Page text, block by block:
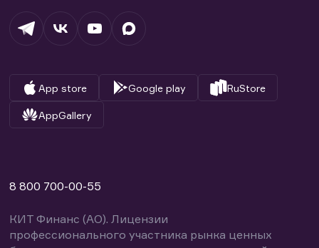
App store Google play RuStore
AppGallery
8 800 700-00-55
КИТ Финанс (АО). Лицензии
профессионального участника рынка ценных